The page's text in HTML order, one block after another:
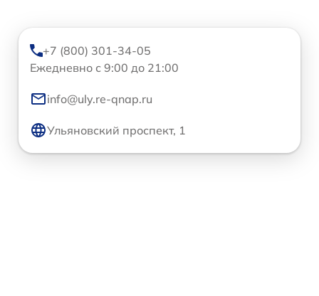
+7 (800) 301-34-05
Ежедневно с 9:00 до 21:00
info@uly.re-qnap.ru
Ульяновский проспект, 1